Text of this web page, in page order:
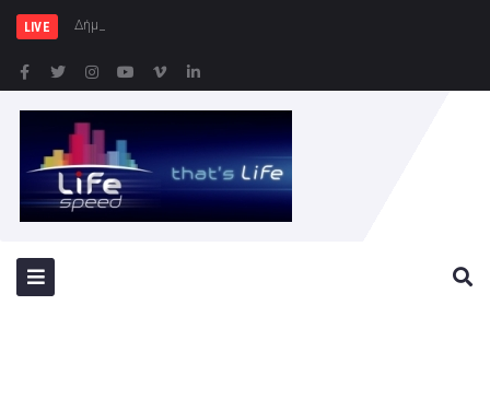
LIVE Δήμος Πειραιά : Συγκέντρω